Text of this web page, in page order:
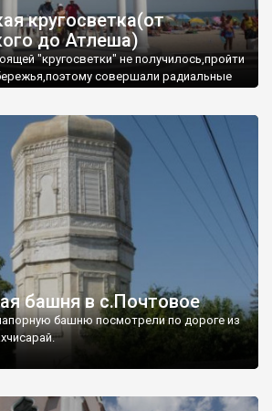
кругосветка(от
до Атлеша)
"кругосветки" не получилось,пройти
совершали радиальные
башня в с.Почтовое
башню посмотрели по дороге из